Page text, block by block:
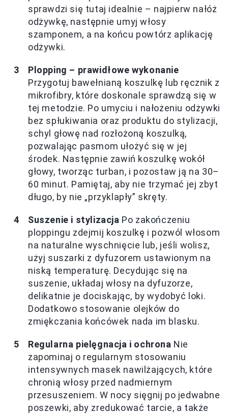
sprawdzi się tutaj idealnie – najpierw nałóż
odżywkę, następnie umyj włosy
szamponem, a na końcu powtórz aplikację
odżywki.
Plopping – prawidłowe wykonanie
Przygotuj bawełnianą koszulkę lub ręcznik z
mikrofibry, które doskonale sprawdzą się w
tej metodzie. Po umyciu i nałożeniu odżywki
bez spłukiwania oraz produktu do stylizacji,
schyl głowę nad rozłożoną koszulką,
pozwalając pasmom ułożyć się w jej
środek. Następnie zawiń koszulkę wokół
głowy, tworząc turban, i pozostaw ją na 30–
60 minut. Pamiętaj, aby nie trzymać jej zbyt
długo, by nie „przyklapły” skręty.
Suszenie i stylizacja Po zakończeniu
ploppingu zdejmij koszulkę i pozwól włosom
na naturalne wyschnięcie lub, jeśli wolisz,
użyj suszarki z dyfuzorem ustawionym na
niską temperaturę. Decydując się na
suszenie, układaj włosy na dyfuzorze,
delikatnie je dociskając, by wydobyć loki.
Dodatkowo stosowanie olejków do
zmiękczania końcówek nada im blasku.
Regularna pielęgnacja i ochrona Nie
zapominaj o regularnym stosowaniu
intensywnych masek nawilżających, które
chronią włosy przed nadmiernym
przesuszeniem. W nocy sięgnij po jedwabne
poszewki, aby zredukować tarcie, a także